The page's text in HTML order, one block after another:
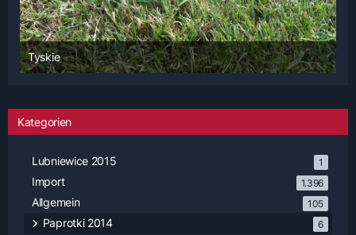
Tyskie
3. Juni 2014 um 12:05
Kategorien
Lubniewice 2015 1
Import 1.396
Allgemein 105
Paprotki 2014 6